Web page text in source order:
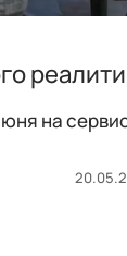
реалити
на